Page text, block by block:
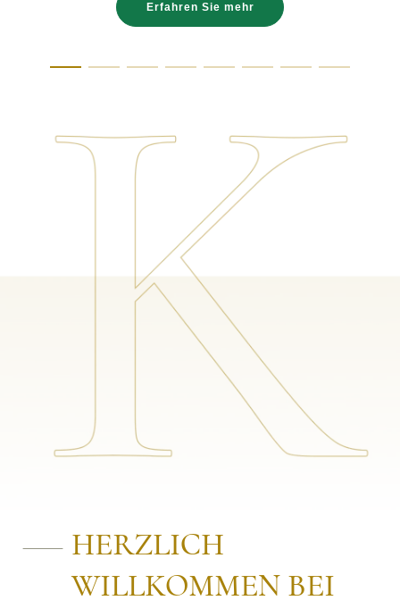
Erfahren Sie mehr
HERZLICH
WILLKOMMEN BEI